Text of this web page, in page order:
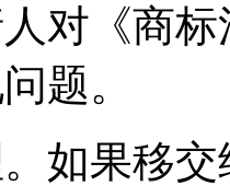
对《商
题。
如果移